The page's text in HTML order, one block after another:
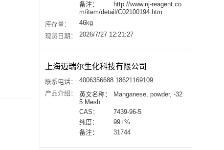
备注：
http://www.nj-reagent.co
m/item/detail/C02100194.htm
库存量：
46kg
现货日期：
2026/7/27 12:21:27
上海迈瑞尔生化科技有限公司
联系电话：
4006356688 18621169109
产品介绍：
英文名称：
Manganese, powder, -32
5 Mesh
CAS：
7439-96-5
纯度：
99+%
备注：
31744